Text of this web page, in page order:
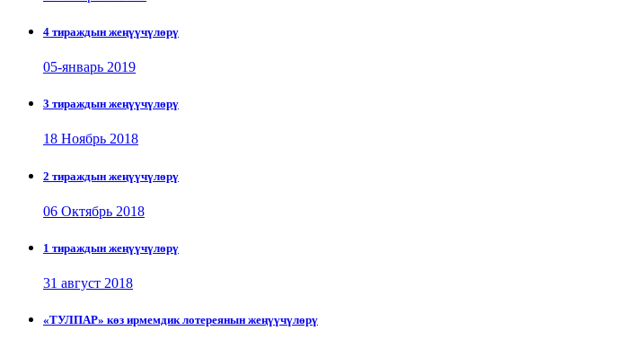
4 тираждын жеңүүчүлөрү
05-январь 2019
3 тираждын жеңүүчүлөрү
18 Ноябрь 2018
2 тираждын жеңүүчүлөрү
06 Октябрь 2018
1 тираждын жеңүүчүлөрү
31 август 2018
«ТУЛПАР» көз ирмемдик лотереянын жеңүүчүлөрү